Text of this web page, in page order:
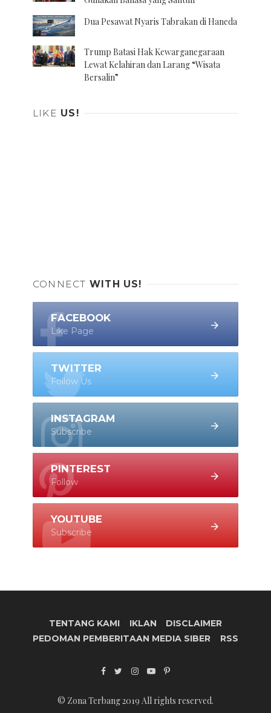
Dua Pesawat Nyaris Tabrakan di Haneda
Trump Batasi Hak Kewarganegaraan
Lewat Kelahiran dan Larang “Wisata
Bersalin”
LIKE US!
CONNECT WITH US!
FACEBOOK
Like Page
TWITTER
Follow Us
INSTAGRAM
Subscribe
PINTEREST
Follow
YOUTUBE
Subscribe
TENTANG KAMI IKLAN
DISCLAIMER
PEDOMAN PEMBERITAAN MEDIA SIBER
RSS
© Zona Terbang 2019 All rights reserved.